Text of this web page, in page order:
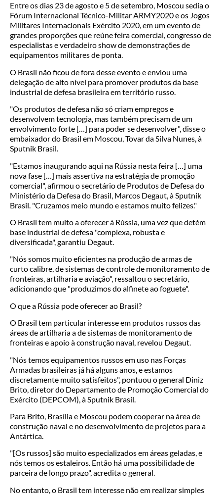
Entre os dias 23 de agosto e 5 de setembro, Moscou sedia o
Fórum Internacional Técnico-Militar ARMY2020 e os Jogos
Militares Internacionais Exército 2020, em um evento de
grandes proporções que reúne feira comercial, congresso de
especialistas e verdadeiro show de demonstrações de
equipamentos militares de ponta.
O Brasil não ficou de fora desse evento e enviou uma
delegação de alto nível para promover produtos da base
industrial de defesa brasileira em território russo.
"Os produtos de defesa não só criam empregos e
desenvolvem tecnologia, mas também precisam de um
envolvimento forte […] para poder se desenvolver", disse o
embaixador do Brasil em Moscou, Tovar da Silva Nunes, à
Sputnik Brasil.
"Estamos inaugurando aqui na Rússia nesta feira […] uma
nova fase […] mais assertiva na estratégia de promoção
comercial", afirmou o secretário de Produtos de Defesa do
Ministério da Defesa do Brasil, Marcos Degaut, à Sputnik
Brasil. "Cruzamos meio mundo e estamos muito felizes."
O Brasil tem muito a oferecer à Rússia, uma vez que detém
base industrial de defesa "complexa, robusta e
diversificada", garantiu Degaut.
"Nós somos muito eficientes na produção de armas de
curto calibre, de sistemas de controle de monitoramento de
fronteiras, artilharia e aviação", ressaltou o secretário,
adicionando que "produzimos do alfinete ao foguete".
O que a Rússia pode oferecer ao Brasil?
O Brasil tem particular interesse em produtos russos das
áreas de artilharia a de sistemas de monitoramento de
fronteiras e apoio à construção naval, revelou Degaut.
"Nós temos equipamentos russos em uso nas Forças
Armadas brasileiras já há alguns anos, e estamos
discretamente muito satisfeitos", pontuou o general Diniz
Brito, diretor do Departamento de Promoção Comercial do
Exército (DEPCOM), à Sputnik Brasil.
Para Brito, Brasília e Moscou podem cooperar na área de
construção naval e no desenvolvimento de projetos para a
Antártica.
"[Os russos] são muito especializados em áreas geladas, e
nós temos os estaleiros. Então há uma possibilidade de
parceira de longo prazo", acredita o general.
No entanto, o Brasil tem interesse não em realizar simples